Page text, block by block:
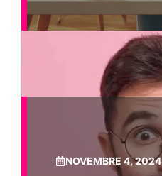
NOVEMBRE 4, 2024